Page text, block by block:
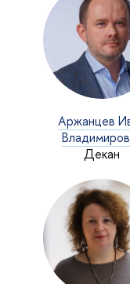
Аржанцев
Декан